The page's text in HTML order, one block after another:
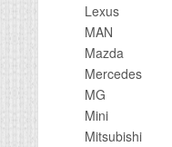
Lexus
MAN
Mazda
Mercedes
MG
Mini
Mitsubishi